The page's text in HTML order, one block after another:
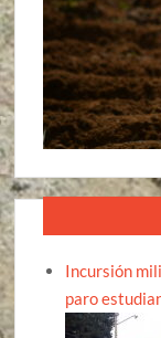
Incursión
paro